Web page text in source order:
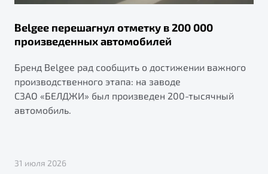
Belgee перешагнул отметку в 200 000
произведенных автомобилей
Бренд Belgee рад сообщить о достижении важного
производственного этапа: на заводе
СЗАО «БЕЛДЖИ» был произведен 200-тысячный
автомобиль.
31 июля 2026